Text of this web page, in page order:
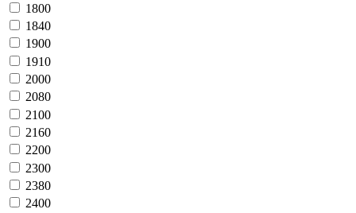
1800
1840
1900
1910
2000
2080
2100
2160
2200
2300
2380
2400